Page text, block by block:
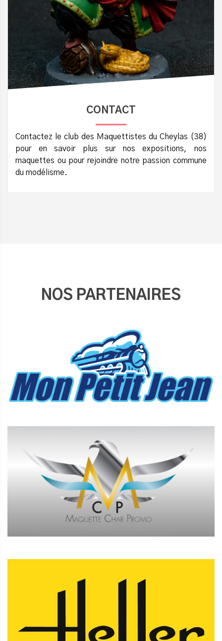
CONTACT
Contactez le club des Maquettistes du Cheylas (38)
pour en savoir plus sur nos expositions, nos
maquettes ou pour rejoindre notre passion commune
du modélisme.
NOS PARTENAIRES